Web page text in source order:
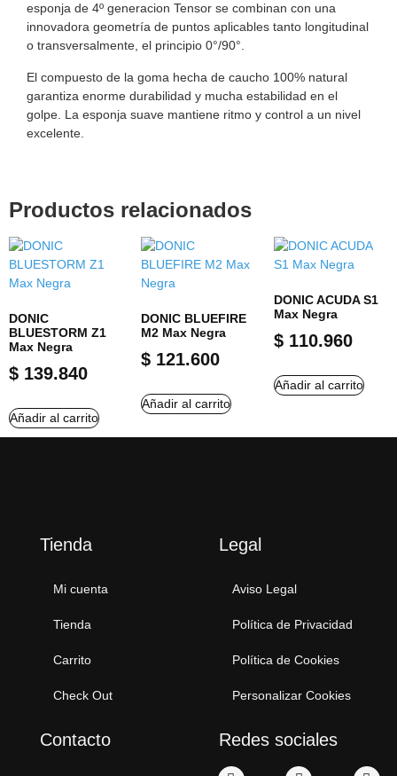
esponja de 4º generacion Tensor se combinan con una
innovadora geometría de puntos aplicables tanto longitudinal
o transversalmente, el principio 0°/90°.
El compuesto de la goma hecha de caucho 100% natural
garantiza enorme durabilidad y mucha estabilidad en el
golpe. La esponja suave mantiene ritmo y control a un nivel
excelente.
Productos relacionados
DONIC
BLUESTORM Z1
Max Negra
$ 139.840
Añadir al carrito
DONIC BLUEFIRE
M2 Max Negra
$ 121.600
Añadir al carrito
DONIC ACUDA S1
Max Negra
$110.960
Añadir al carrito
Tienda
Mi cuenta
Tienda
Carrito
Check Out
Legal
Aviso Legal
Política de Privacidad
Política de Cookies
Personalizar Cookies
Contacto Redes sociales